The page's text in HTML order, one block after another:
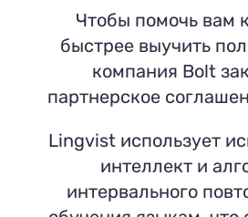
Чтобы помочь вам
быстрее выучить
компания Bolt
партнерское
Lingvist использует
интеллект и
интервального